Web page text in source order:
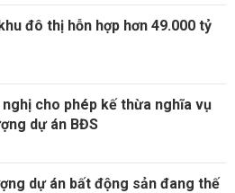
đô thị hỗn hợp hơn 49.000 tỷ
cho phép kế thừa nghĩa vụ
dự án BĐS
dự án bất động sản đang thế